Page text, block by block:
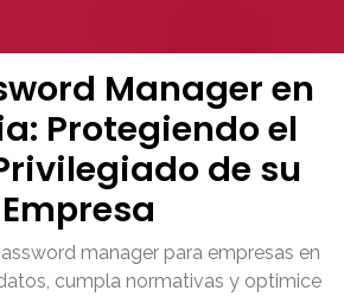
Manager en
Protegiendo el
de su
Empresa
manager para empresas en
cumpla normativas y optimice